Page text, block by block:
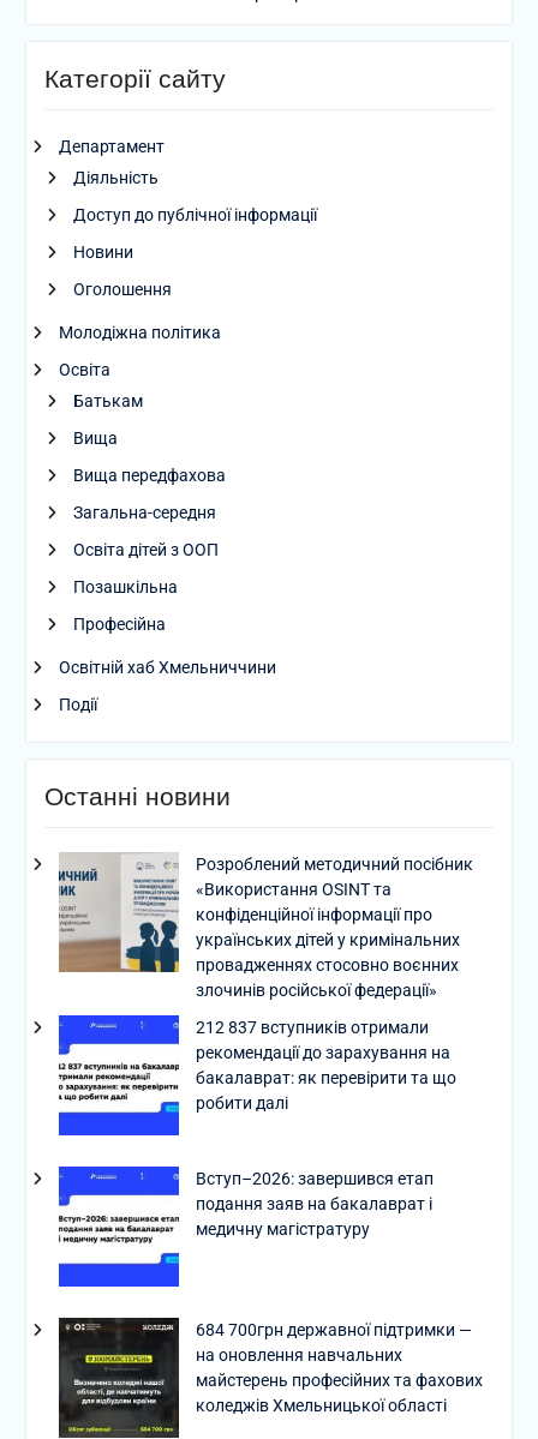
Категорії сайту
Департамент
Діяльність
Доступ до публічної інформації
Новини
Оголошення
Молодіжна політика
Освіта
Батькам
Вища
Вища передфахова
Загальна-середня
Освіта дітей з ООП
Позашкільна
Професійна
Освітній хаб Хмельниччини
Події
Останні новини
Розроблений методичний посібник
«Використання OSINT та
конфіденційної інформації про
українських дітей у кримінальних
провадженнях стосовно воєнних
злочинів російської федерації»
212 837 вступників отримали
рекомендації до зарахування на
бакалаврат: як перевірити та що
робити далі
Вступ–2026: завершився етап
подання заяв на бакалаврат і
медичну магістратуру
684 700грн державної підтримки —
на оновлення навчальних
майстерень професійних та фахових
коледжів Хмельницької області